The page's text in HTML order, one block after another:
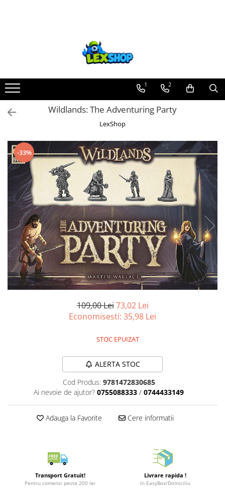
Board Games
Extensii boardgames
Card Games (jocuri cu carti)
Jocuri pentru toata familia
Party Games (jocuri de petrecere)
Jocuri pentru copii
Smart Games
Puzzle-uri logice
Jocuri cu miniaturi
Battletech
Final Girl - solo game
Miniaturi Arkham Horror
Miniaturi HEROCLIX
Accesorii pentru boardgames
Protectii carti (Sleeves)
Deck Boxes/Cutii pentru carti
Portofolii/ Clasoare pentru carti
The Army Painter
Carti
Carti de joc
Merch Lex Hobby Store
Sepci
1 2
Wildlands: The Adventuring Party
LexShop
-33%
109,00 Lei 73,02 Lei
Economisesti: 35,98 Lei
STOC EPUIZAT
ALERTA STOC
Cod Produs: 9781472830685
Ai nevoie de ajutor? 0755088333 / 0744433149
Adauga la Favorite Cere informatii
Transport Gratuit!
Pentru comenzi peste 200 lei
Livrare rapida !
In EasyBox/Domiciliu